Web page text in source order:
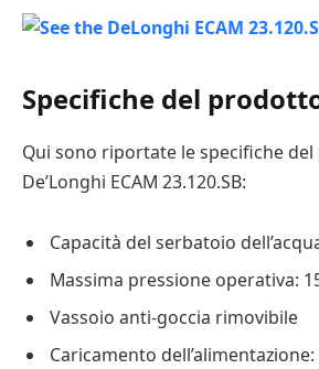
Specifiche del
Qui sono riportate le specifiche
De’Longhi ECAM 23.120.SB:
Capacità del serbatoio
Massima pressione operativa:
Vassoio anti-goccia rimovibile
Caricamento dell’alimentazione: